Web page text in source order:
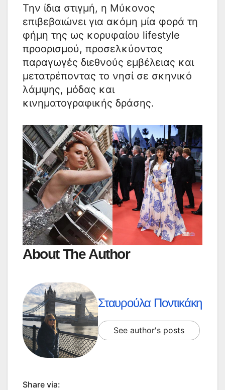
Την ίδια στιγμή, η Μύκονος
επιβεβαιώνει για ακόμη μία φορά τη
φήμη της ως κορυφαίου lifestyle
προορισμού, προσελκύοντας
παραγωγές διεθνούς εμβέλειας και
μετατρέποντας το νησί σε σκηνικό
λάμψης, μόδας και
κινηματογραφικής δράσης.
About The Author
Σταυρούλα Ποντικάκη
See author's posts
Share via: